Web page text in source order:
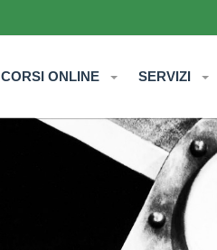
CORSI ONLINE SERVIZI